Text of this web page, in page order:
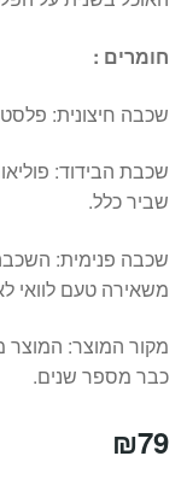
חומרים :
שכבה חיצונית:
שכבת הבידוד:
שביר כלל.
שכבה פנימית:
משאירה טעם לוואי
מקור המוצר: המוצר
כבר מספר שנים.
₪79